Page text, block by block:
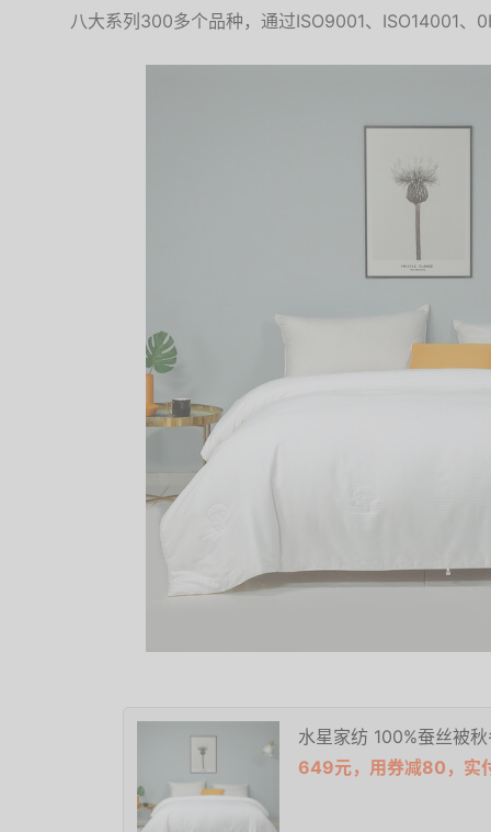
八大系列300多个品种，通过ISO9001、ISO14001、
水星家纺 100%蚕丝被
649元，用券减80，实